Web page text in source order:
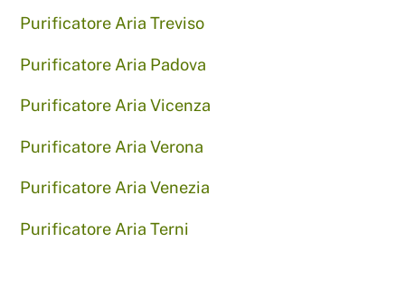
Purificatore Aria Treviso
Purificatore Aria Padova
Purificatore Aria Vicenza
Purificatore Aria Verona
Purificatore Aria Venezia
Purificatore Aria Terni